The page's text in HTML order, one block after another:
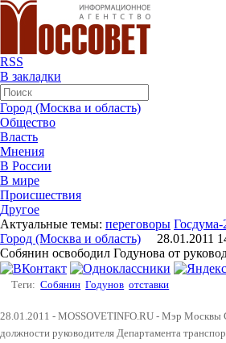
RSS
В закладки
Город (Москва и область)
Общество
Власть
Мнения
В России
В мире
Происшествия
Другое
Актуальные темы: переговоры Госдума-
Город (Москва и область) 28.01.2011
Собянин освободил Годунова от
Теги: Собянин Годунов отставки
28.01.2011 - MOSSOVETINFO.RU - Мэр Москвы
должности руководителя Департамента